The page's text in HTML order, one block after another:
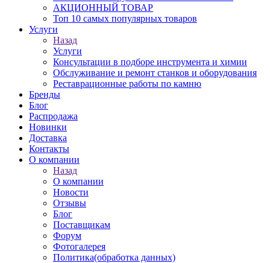
АКЦИОННЫЙ ТОВАР
Топ 10 самых популярных товаров
Услуги
Назад
Услуги
Консультации в подборе инструмента и химии
Обслуживание и ремонт станков и оборудования
Реставрационные работы по камню
Бренды
Блог
Распродажа
Новинки
Доставка
Контакты
О компании
Назад
О компании
Новости
Отзывы
Блог
Поставщикам
Форум
Фотогалерея
Политика(обработка данных)